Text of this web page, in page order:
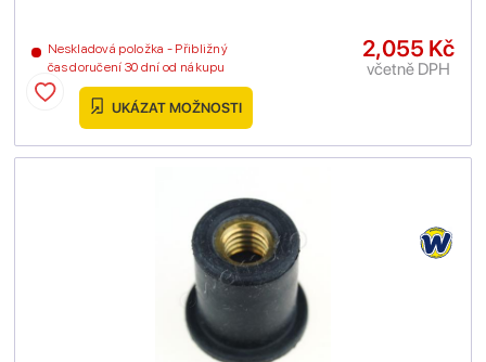
Neskladová položka - Přibližný
čas doručení 30 dní od nákupu
2,055 Kč
včetně DPH
UKÁZAT MOŽNOSTI